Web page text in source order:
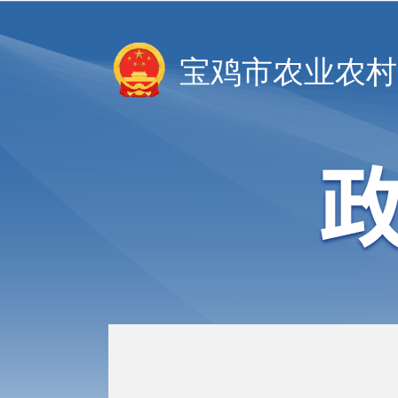
宝鸡市农业农